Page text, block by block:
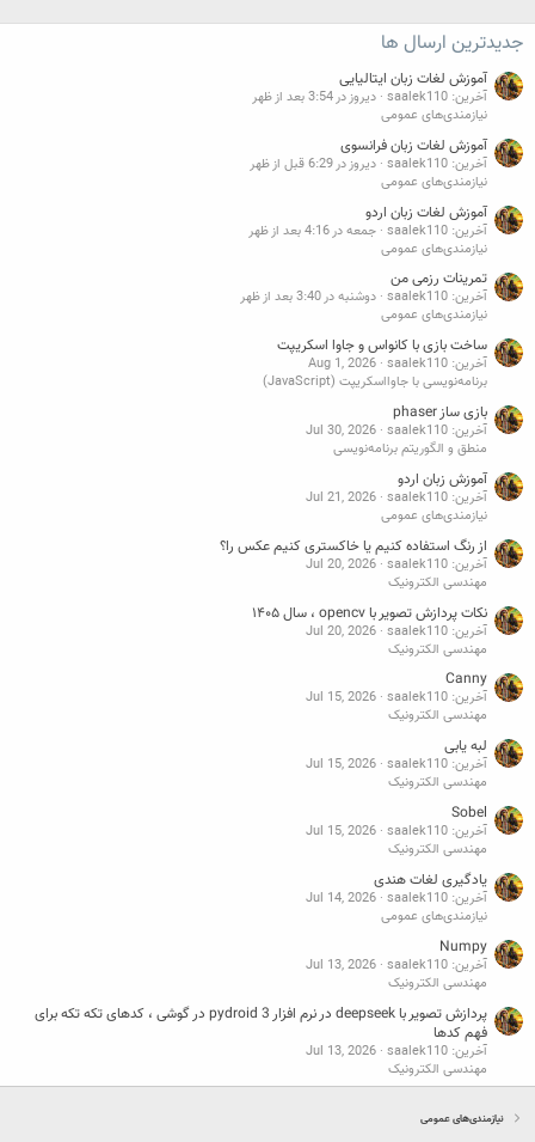
جدیدترین ارسال ها
آموزش لغات زبان ایتالیایی
آخرین: saalek110
دیروز در 3:54 بعد از ظهر
نیازمندی‌های عمومی
آموزش لغات زبان فرانسوی
آخرین: saalek110
دیروز در 6:29 قبل از ظهر
نیازمندی‌های عمومی
آموزش لغات زبان اردو
آخرین: saalek110
جمعه در 4:16 بعد از ظهر
نیازمندی‌های عمومی
تمرینات رزمی من
آخرین: saalek110
دوشنبه در 3:40 بعد از ظهر
نیازمندی‌های عمومی
ساخت بازی با کانواس و جاوا اسکریپت
آخرین: saalek110
Aug 1, 2026
برنامه‌نویسی با جاوااسکریپت (JavaScript)
بازی ساز phaser
آخرین: saalek110
Jul 30, 2026
منطق و الگوریتم برنامه‌نویسی
آموزش زبان اردو
آخرین: saalek110
Jul 21, 2026
نیازمندی‌های عمومی
از رنگ استفاده کنیم یا خاکستری کنیم عکس را؟
آخرین: saalek110
Jul 20, 2026
مهندسی الکترونیک
نکات پردازش تصویر با opencv ، سال ۱۴۰۵
آخرین: saalek110
Jul 20, 2026
مهندسی الکترونیک
Canny
آخرین: saalek110
Jul 15, 2026
مهندسی الکترونیک
لبه یابی
آخرین: saalek110
Jul 15, 2026
مهندسی الکترونیک
Sobel
آخرین: saalek110
Jul 15, 2026
مهندسی الکترونیک
یادگیری لغات هندی
آخرین: saalek110
Jul 14, 2026
نیازمندی‌های عمومی
Numpy
آخرین: saalek110
Jul 13, 2026
مهندسی الکترونیک
پردازش تصویر با deepseek در نرم افزار pydroid 3 در گوشی ، کدهای تکه تکه برای
فهم کدها
آخرین: saalek110
Jul 13, 2026
مهندسی الکترونیک
نیازمندی‌های عمومی